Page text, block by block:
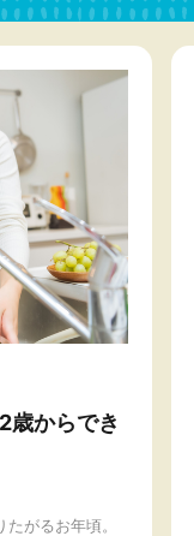
歳からでき
がるお年頃。